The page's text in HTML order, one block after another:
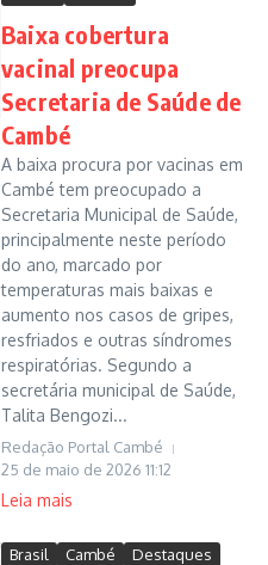
Baixa cobertura
vacinal preocupa
Secretaria de Saúde de
Cambé
A baixa procura por vacinas em
Cambé tem preocupado a
Secretaria Municipal de Saúde,
principalmente neste período
do ano, marcado por
temperaturas mais baixas e
aumento nos casos de gripes,
resfriados e outras síndromes
respiratórias. Segundo a
secretária municipal de Saúde,
Talita Bengozi...
Redação Portal Cambé
25 de maio de 2026 11:12
Leia mais
Brasil Cambé
Destaques